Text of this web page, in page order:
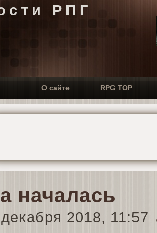
РПГ
О сайте RPG TOP
началась
2018, 11:57